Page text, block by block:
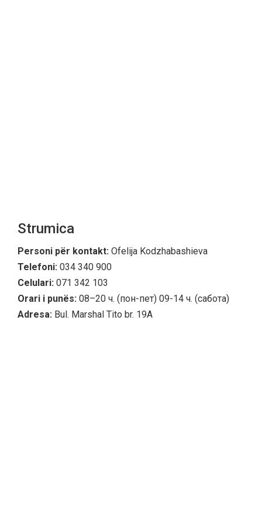
Strumica
Personi për kontakt: Ofelija Kodzhabashieva
Telefoni: 034 340 900
Celulari: 071 342 103
Orari i punës: 08–20 ч. (пон-пет) 09-14 ч. (сабота)
Adresa: Bul. Marshal Tito br. 19A